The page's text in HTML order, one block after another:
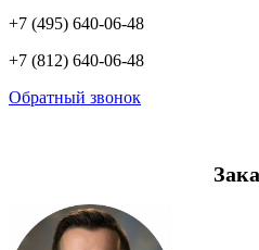
+7 (495) 640-06-48
+7 (812) 640-06-48
Обратный звонок